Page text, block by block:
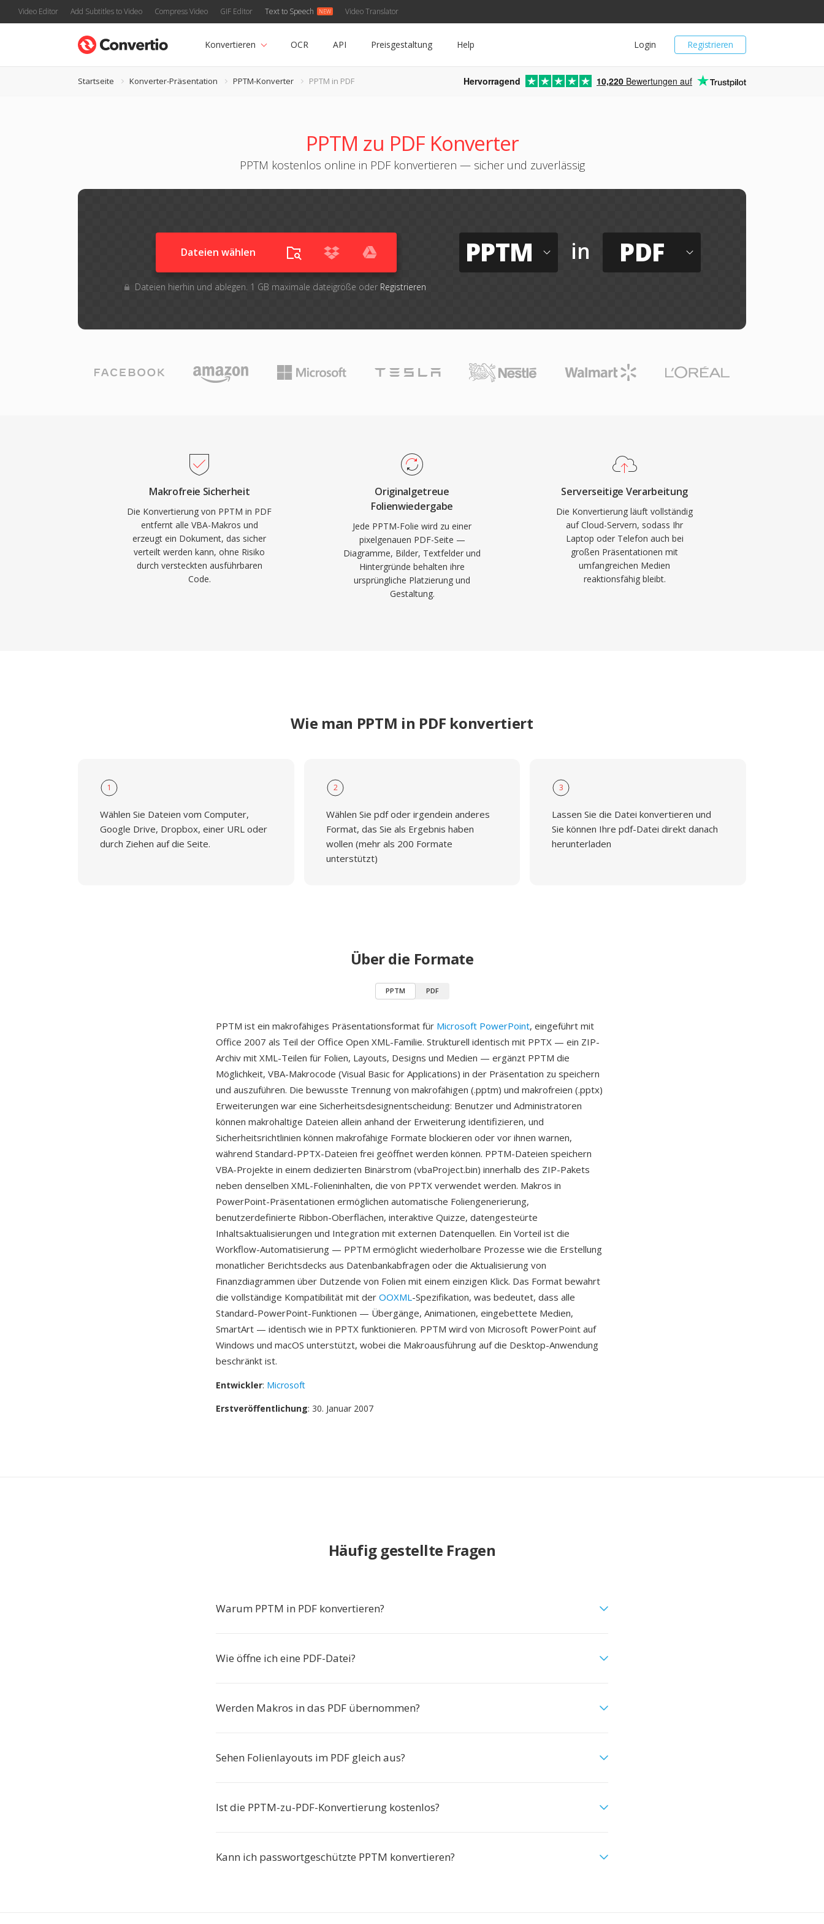
Video Editor Add Subtitles to Video Compress Video GIF Editor Text to Speech Video Translator
Registrieren
Login
Konvertieren OCR API Preisgestaltung Help
Startseite Konverter-Präsentation PPTM-Konverter PPTM in PDF Hervorragend 10,220 Bewertungen auf
PPTM zu PDF Konverter
PPTM kostenlos online in PDF konvertieren — sicher und zuverlässig
Dateien wählen
Dateien hierhin und ablegen. 1 GB maximale dateigröße oder Registrieren
PPTM in PDF
Makrofreie Sicherheit
Die Konvertierung von PPTM in PDF
entfernt alle VBA-Makros und
erzeugt ein Dokument, das sicher
verteilt werden kann, ohne Risiko
durch versteckten ausführbaren
Code.
Originalgetreue
Folienwiedergabe
Jede PPTM-Folie wird zu einer
pixelgenauen PDF-Seite —
Diagramme, Bilder, Textfelder und
Hintergründe behalten ihre
ursprüngliche Platzierung und
Gestaltung.
Serverseitige Verarbeitung
Die Konvertierung läuft vollständig
auf Cloud-Servern, sodass Ihr
Laptop oder Telefon auch bei
großen Präsentationen mit
umfangreichen Medien
reaktionsfähig bleibt.
Wie man PPTM in PDF konvertiert
1
Wählen Sie Dateien vom Computer,
Google Drive, Dropbox, einer URL oder
durch Ziehen auf die Seite.
2
Wählen Sie pdf oder irgendein anderes
Format, das Sie als Ergebnis haben
wollen (mehr als 200 Formate
unterstützt)
3
Lassen Sie die Datei konvertieren und
Sie können Ihre pdf-Datei direkt danach
herunterladen
Über die Formate
PPTM PDF
PPTM ist ein makrofähiges Präsentationsformat für Microsoft PowerPoint, eingeführt mit
Office 2007 als Teil der Office Open XML-Familie. Strukturell identisch mit PPTX — ein ZIP-
Archiv mit XML-Teilen für Folien, Layouts, Designs und Medien — ergänzt PPTM die
Möglichkeit, VBA-Makrocode (Visual Basic for Applications) in der Präsentation zu speichern
und auszuführen. Die bewusste Trennung von makrofähigen (.pptm) und makrofreien (.pptx)
Erweiterungen war eine Sicherheitsdesignentscheidung: Benutzer und Administratoren
können makrohaltige Dateien allein anhand der Erweiterung identifizieren, und
Sicherheitsrichtlinien können makrofähige Formate blockieren oder vor ihnen warnen,
während Standard-PPTX-Dateien frei geöffnet werden können. PPTM-Dateien speichern
VBA-Projekte in einem dedizierten Binärstrom (vbaProject.bin) innerhalb des ZIP-Pakets
neben denselben XML-Folieninhalten, die von PPTX verwendet werden. Makros in
PowerPoint-Präsentationen ermöglichen automatische Foliengenerierung,
benutzerdefinierte Ribbon-Oberflächen, interaktive Quizze, datengesteürte
Inhaltsaktualisierungen und Integration mit externen Datenquellen. Ein Vorteil ist die
Workflow-Automatisierung — PPTM ermöglicht wiederholbare Prozesse wie die Erstellung
monatlicher Berichtsdecks aus Datenbankabfragen oder die Aktualisierung von
Finanzdiagrammen über Dutzende von Folien mit einem einzigen Klick. Das Format bewahrt
die vollständige Kompatibilität mit der OOXML-Spezifikation, was bedeutet, dass alle
Standard-PowerPoint-Funktionen — Übergänge, Animationen, eingebettete Medien,
SmartArt — identisch wie in PPTX funktionieren. PPTM wird von Microsoft PowerPoint auf
Windows und macOS unterstützt, wobei die Makroausführung auf die Desktop-Anwendung
beschränkt ist.
Entwickler: Microsoft
Erstveröffentlichung: 30. Januar 2007
Häufig gestellte Fragen
Warum PPTM in PDF konvertieren?
Wie öffne ich eine PDF-Datei?
Werden Makros in das PDF übernommen?
Sehen Folienlayouts im PDF gleich aus?
Ist die PPTM-zu-PDF-Konvertierung kostenlos?
Kann ich passwortgeschützte PPTM konvertieren?